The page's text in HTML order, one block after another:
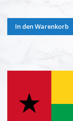
In den Warenkorb